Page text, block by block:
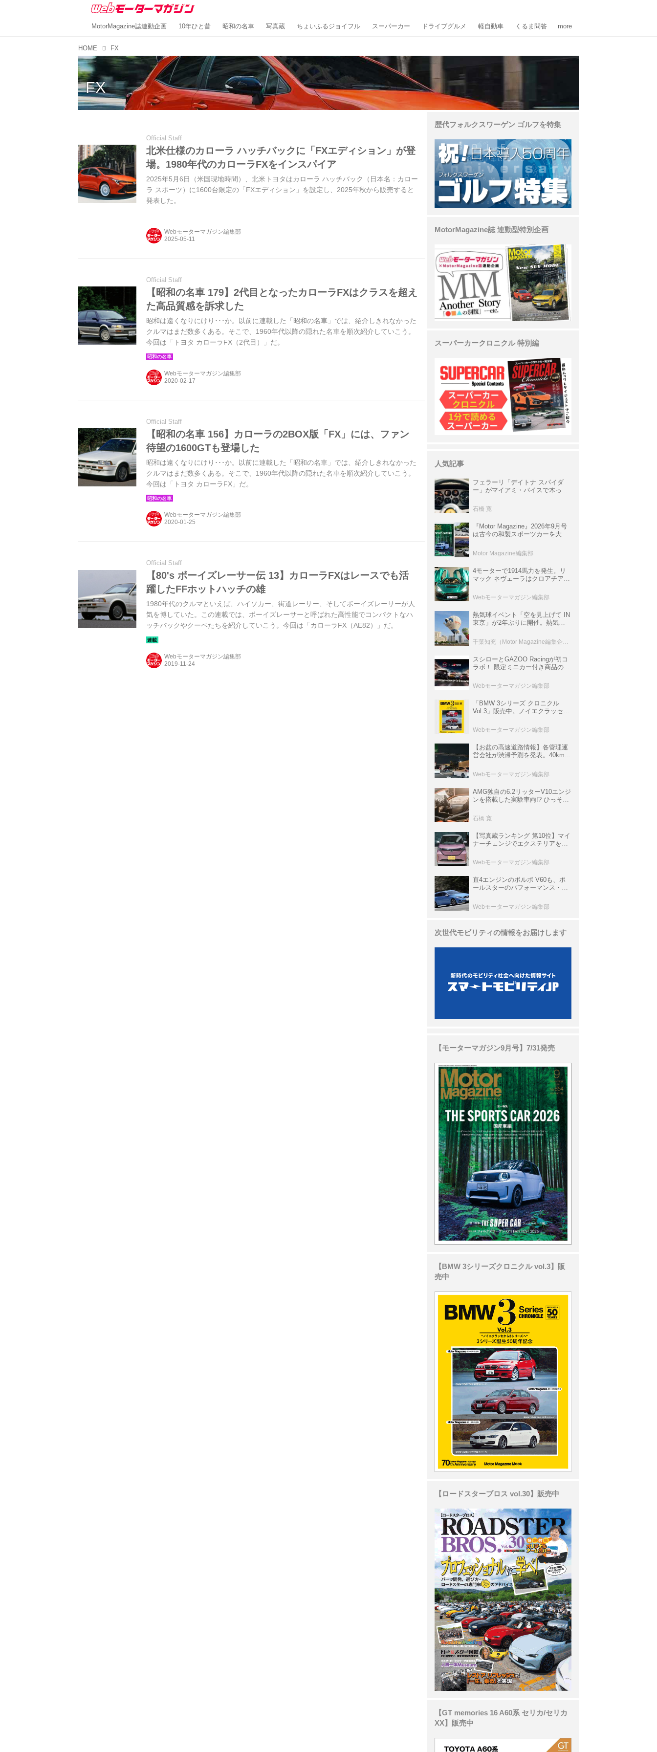
MotorMagazine誌連動企画 10年ひと昔 昭和の名車 写真蔵 ちょいふるジョイフル スーパーカー ドライブグルメ 軽自動車 くるま問答 more
HOME FX
FX
Official Staff
北米仕様のカローラ ハッチバックに「FXエディション」が登
場。1980年代のカローラFXをインスパイア
2025年5月6日（米国現地時間）、北米トヨタはカローラ ハッチバック（日本名：カロー
ラ スポーツ）に1600台限定の「FXエディション」を設定し、2025年秋から販売すると
発表した。
Webモーターマガジン編集部
Official Staff
【昭和の名車 179】2代目となったカローラFXはクラスを超え
た高品質感を訴求した
昭和は遠くなりにけり･･･か。以前に連載した「昭和の名車」では、紹介しきれなかった
クルマはまだ数多くある。そこで、1960年代以降の隠れた名車を順次紹介していこう。
今回は「トヨタ カローラFX（2代目）」だ。
Webモーターマガジン編集部
Official Staff
【昭和の名車 156】カローラの2BOX版「FX」には、ファン
待望の1600GTも登場した
昭和は遠くなりにけり･･･か。以前に連載した「昭和の名車」では、紹介しきれなかった
クルマはまだ数多くある。そこで、1960年代以降の隠れた名車を順次紹介していこう。
今回は「トヨタ カローラFX」だ。
Webモーターマガジン編集部
Official Staff
【80's ボーイズレーサー伝 13】カローラFXはレースでも活
躍したFFホットハッチの雄
1980年代のクルマといえば、ハイソカー、街道レーサー、そしてボーイズレーサーが人
気を博していた。この連載では、ボーイズレーサーと呼ばれた高性能でコンパクトなハ
ッチバックやクーペたちを紹介していこう。今回は「カローラFX（AE82）」だ。
Webモーターマガジン編集部
歴代フォルクスワーゲン ゴルフを特集
MotorMagazine誌 連動型特別企画
スーパーカークロニクル 特別編
人気記事
フェラーリ「デイトナ スパイダ
ー」がマイアミ・バイスで木っ端
サ」に化けた理由
石橋 寛
『Motor Magazine』2026年9月号
は古今の和製スポーツカーを大特
情報も満載
Motor Magazine編集部
4モーターで1914馬力を発生。リ
マック ネヴェーラはクロアチア発
ロニクル・完全版／115】
Webモーターマガジン編集部
熱気球イベント「空を見上げて IN
東京」が2年ぶりに開催。熱気球
室などのコンテンツも
スシローとGAZOO Racingが初コ
ラボ！ 限定ミニカー付き商品の
ト体験があたる抽選企画などを展
開
Webモーターマガジン編集部
「BMW 3シリーズ クロニクル
Vol.3」販売中。ノイエクラッセか
ムック
Webモーターマガジン編集部
【お盆の高速道路情報】各管理運
営会社が渋滞予測を発表。40km以
数ある
Webモーターマガジン編集部
AMG独自の6.2リッターV10エンジ
ンを搭載した実験車両!? ひっそり
P900 プロトタイプ」とは
石橋 寛
【写真蔵ランキング 第10位】マイ
ナーチェンジでエクステリアを刷
クラ」
Webモーターマガジン編集部
直4エンジンのボルボ V60も、ポ
ールスターのパフォーマンス・パ
と昔の新車】
Webモーターマガジン編集部
次世代モビリティの情報をお届けします
【モーターマガジン9月号】7/31発売
【BMW 3シリーズクロニクル vol.3】販
売中
【ロードスターブロス vol.30】販売中
【GT memories 16 A60系 セリカ/セリカ
XX】販売中